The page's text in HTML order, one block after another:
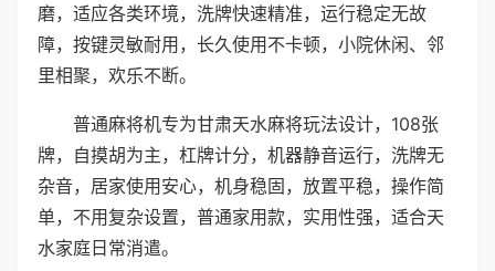
磨，适应各类环境，洗牌快速精准，运行稳定无故
障，按键灵敏耐用，长久使用不卡顿，小院休闲、邻
里相聚，欢乐不断。
普通麻将机专为甘肃天水麻将玩法设计，108张
牌，自摸胡为主，杠牌计分，机器静音运行，洗牌无
杂音，居家使用安心，机身稳固，放置平稳，操作简
单，不用复杂设置，普通家用款，实用性强，适合天
水家庭日常消遣。